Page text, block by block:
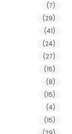
(7)
(29)
(41)
(24)
(27)
(15)
(8)
(15)
(4)
(15)